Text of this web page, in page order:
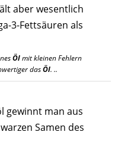
aber wesentlich
3-Fettsäuren als
Ölmit kleinen Fehlern
dasÖl. ..
gewinnt man aus
Samen des